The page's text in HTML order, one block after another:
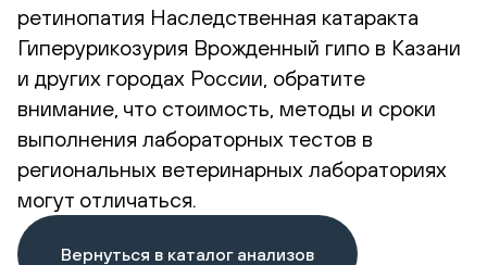
ретинопатия Наследственная катаракта
Гиперурикозурия Врожденный гипо в Казани
и других городах России, обратите
внимание, что стоимость, методы и сроки
выполнения лабораторных тестов в
региональных ветеринарных лабораториях
могут отличаться.
Вернуться в каталог анализов